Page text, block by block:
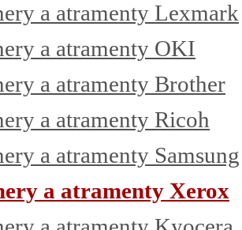
a atramenty Lexmark
a atramenty OKI
a atramenty Brother
a atramenty Ricoh
a atramenty Samsung
a atramenty Xerox